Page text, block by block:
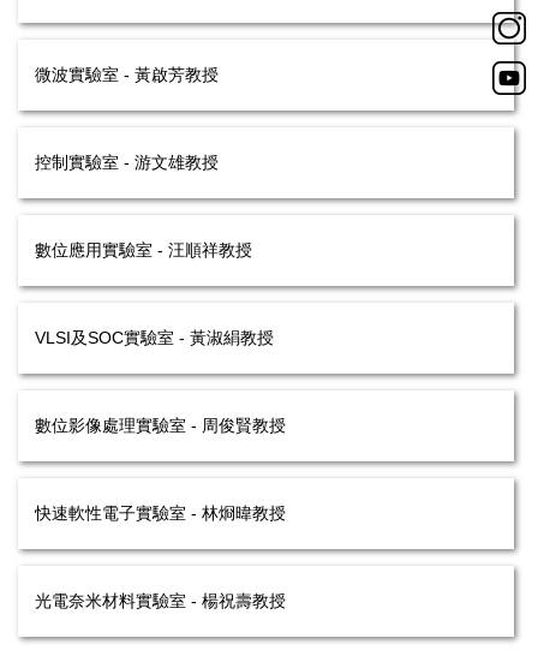
微波實驗室 - 黃啟芳教授
控制實驗室 - 游文雄教授
數位應用實驗室 - 汪順祥教授
VLSI及SOC實驗室 - 黃淑絹教授
數位影像處理實驗室 - 周俊賢教授
快速軟性電子實驗室 - 林烱暐教授
光電奈米材料實驗室 - 楊祝壽教授